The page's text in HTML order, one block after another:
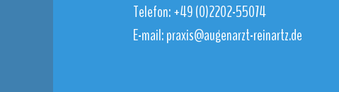
Telefon: +49 (0)2202-55074
E-mail: praxis@augenarzt-reinartz.de